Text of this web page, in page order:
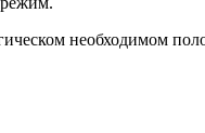
необходимом